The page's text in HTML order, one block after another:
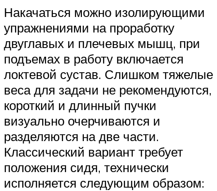
Накачаться можно изолирующими
упражнениями на проработку
двуглавых и плечевых мышц, при
подъемах в работу включается
локтевой сустав. Слишком тяжелые
веса для задачи не рекомендуются,
короткий и длинный пучки
визуально очерчиваются и
разделяются на две части.
Классический вариант требует
положения сидя, технически
исполняется следующим образом: